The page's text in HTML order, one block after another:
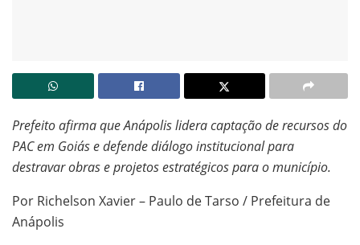
Prefeito afirma que Anápolis lidera captação de recursos do
PAC em Goiás e defende diálogo institucional para
destravar obras e projetos estratégicos para o município.
Por Richelson Xavier – Paulo de Tarso / Prefeitura de
Anápolis